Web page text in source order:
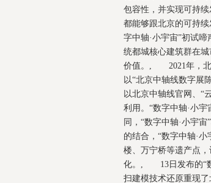
包容性，并实现可持
都能够跟北京的可持
字中轴·小宇宙”初试
统都城核心建筑群在
价值。, 2021年，北
以“北京中轴线数字展
以北京中轴线官网、“
利用。“数字中轴·小
同，“数字中轴·小宇
的结合，“数字中轴·
楼、万宁桥等遗产点
化。, 13日发布的“数
扫建模技术还原重现